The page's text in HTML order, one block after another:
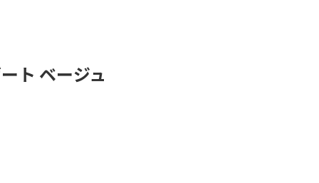
ト ベージュ